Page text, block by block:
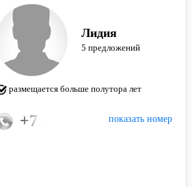
Лидия
5 предложений
размещается больше полутора лет
показать номер
+7 (960) 809-89-22